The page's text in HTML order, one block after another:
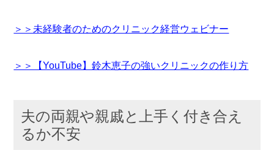
＞＞未経験者のためのクリニック経営ウェビナー
＞＞【YouTube】鈴木恵子の強いクリニックの作り方
夫の両親や親戚と上手く付き合え
るか不安